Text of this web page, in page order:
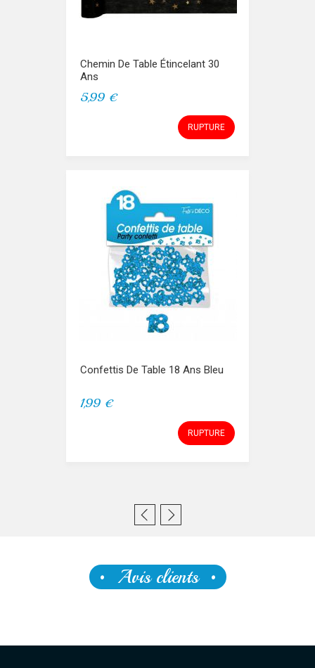
Chemin De Table Étincelant 30
Ans
5,99 €
RUPTURE
Confettis De Table 18 Ans Bleu
1,99 €
RUPTURE
Avis clients